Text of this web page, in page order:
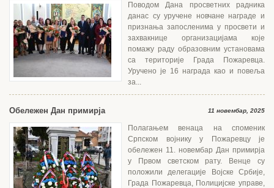
Поводом Дана просветних радника
данас су уручене новчане награде и
признања запосленима у просвети и
захвакнице организацијама које
помажу раду образовним установама
са територије Града Пожаревца.
Уручено је 16 награда као и повеља
за...
Обележен Дан примирја 11 новембар, 2025
Полагањем венаца на споменик
Српском војнику у Пожаревцу је
обележен 11. новембар Дан примирја
у Првом светском рату. Венце су
положили делегације Војске Србије,
Града Пожаревца, Полицијске управе,